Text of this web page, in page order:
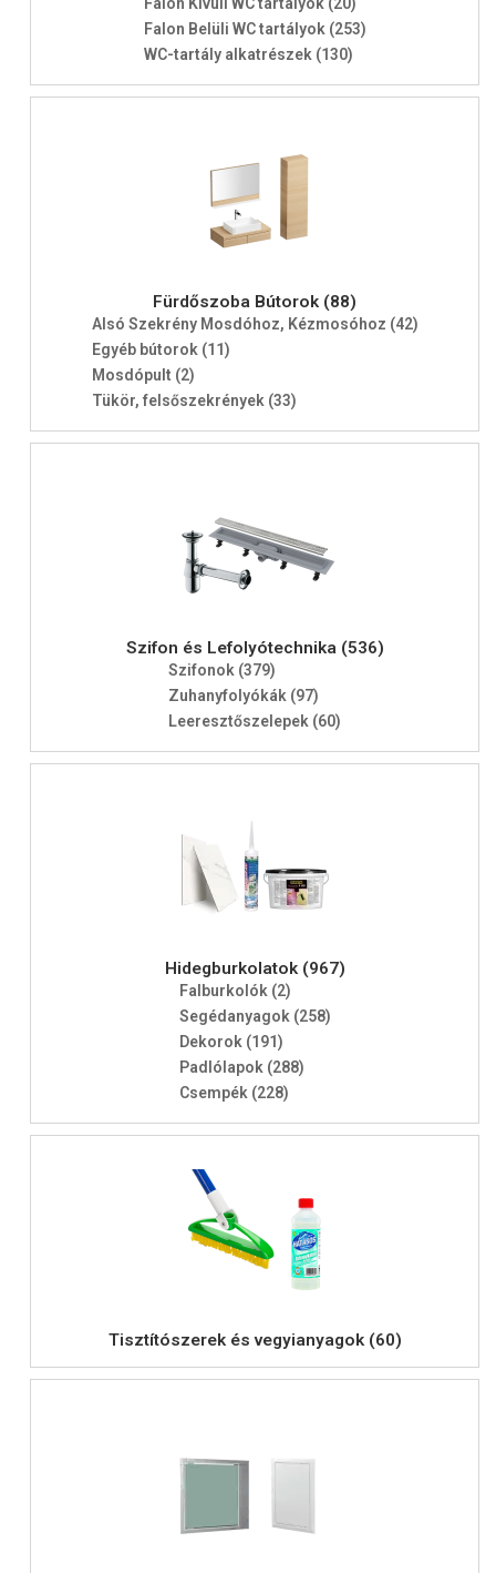
Falon Belüli WC tartályok (253)
WC-tartály alkatrészek (130)
Fürdőszoba Bútorok (88)
Alsó Szekrény Mosdóhoz, Kézmosóhoz (42)
Egyéb bútorok (11)
Mosdópult (2)
Tükör, felsőszekrények (33)
Szifon és Lefolyótechnika (536)
Szifonok (379)
Zuhanyfolyókák (97)
Leeresztőszelepek (60)
Hidegburkolatok (967)
Falburkolók (2)
Segédanyagok (258)
Dekorok (191)
Padlólapok (288)
Csempék (228)
Tisztítószerek és vegyianyagok (60)